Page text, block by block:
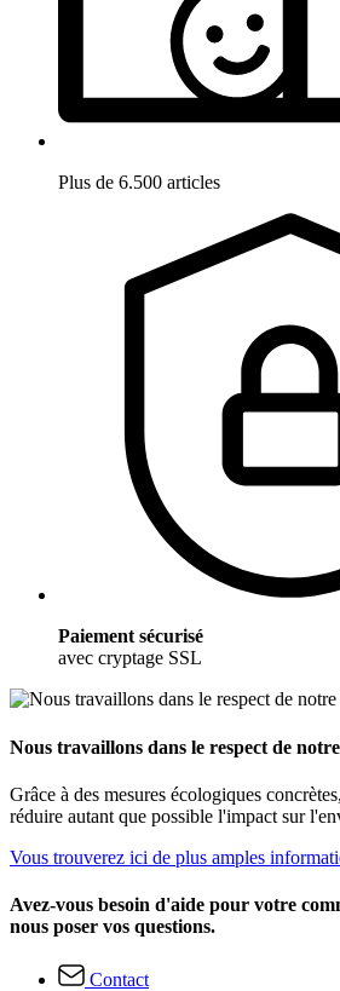
Plus de 6.500 articles
Paiement sécurisé
avec cryptage SSL
Nous travaillons dans le respect de
Grâce à des mesures écologiques
réduire autant que possible l'impact sur
Vous trouverez ici de plus amples
Avez-vous besoin d'aide pour votre
nous poser vos questions.
Contact